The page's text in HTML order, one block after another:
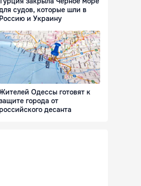
судов, которые шли в
Россию и Украину
Одессы готовят к
города от
десанта